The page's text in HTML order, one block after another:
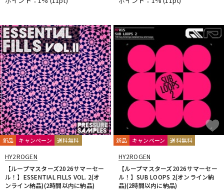
新品 キャンペーン 送料無料
HY2ROGEN
【ループマスターズ2026サマーセー
ル！】ESSENTIAL FILLS VOL. 2(オ
ンライン納品)(2時間以内に納品)
新品 キャンペーン 送料無料
HY2ROGEN
【ループマスターズ2026サマーセー
ル！】SUB LOOPS 2(オンライン納
品)(2時間以内に納品)